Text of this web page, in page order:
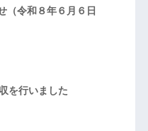
（令和８年６月６日
を行いました